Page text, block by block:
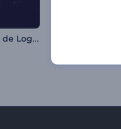
Apresentação de Logo - Efeito Pixelado